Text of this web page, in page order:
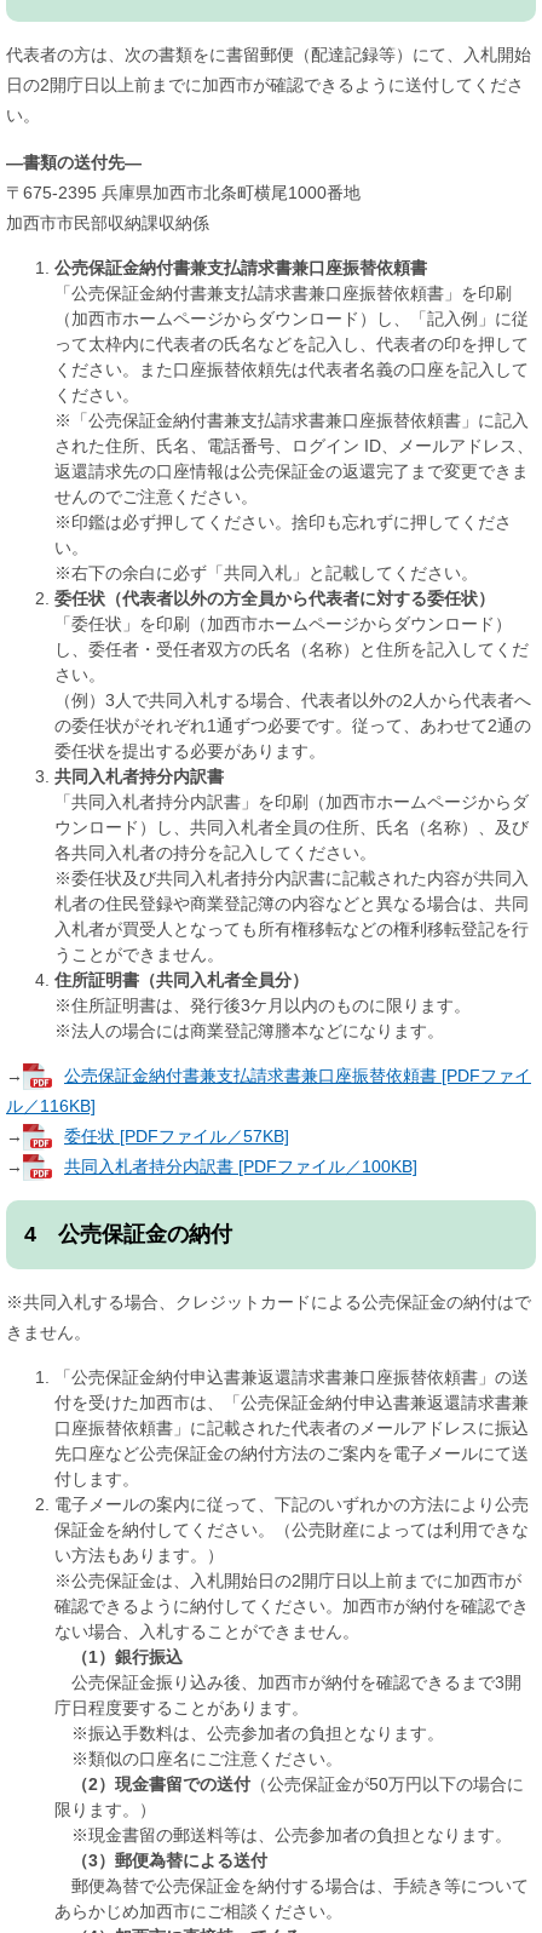
代表者の方は、次の書類をに書留郵便（配達記録等）にて、入札開始
日の2開庁日以上前までに加西市が確認できるように送付してくださ
い。
―書類の送付先―
〒675-2395 兵庫県加西市北条町横尾1000番地
加西市市民部収納課収納係
公売保証金納付書兼支払請求書兼口座振替依頼書
「公売保証金納付書兼支払請求書兼口座振替依頼書」を印刷
（加西市ホームページからダウンロード）し、「記入例」に従
って太枠内に代表者の氏名などを記入し、代表者の印を押して
ください。また口座振替依頼先は代表者名義の口座を記入して
ください。
※「公売保証金納付書兼支払請求書兼口座振替依頼書」に記入
された住所、氏名、電話番号、ログイン ID、メールアドレス、
返還請求先の口座情報は公売保証金の返還完了まで変更できま
せんのでご注意ください。
※印鑑は必ず押してください。捨印も忘れずに押してくださ
い。
※右下の余白に必ず「共同入札」と記載してください。
委任状（代表者以外の方全員から代表者に対する委任状）
「委任状」を印刷（加西市ホームページからダウンロード）
し、委任者・受任者双方の氏名（名称）と住所を記入してくだ
さい。
（例）3人で共同入札する場合、代表者以外の2人から代表者へ
の委任状がそれぞれ1通ずつ必要です。従って、あわせて2通の
委任状を提出する必要があります。
共同入札者持分内訳書
「共同入札者持分内訳書」を印刷（加西市ホームページからダ
ウンロード）し、共同入札者全員の住所、氏名（名称）、及び
各共同入札者の持分を記入してください。
※委任状及び共同入札者持分内訳書に記載された内容が共同入
札者の住民登録や商業登記簿の内容などと異なる場合は、共同
入札者が買受人となっても所有権移転などの権利移転登記を行
うことができません。
住所証明書（共同入札者全員分）
※住所証明書は、発行後3ケ月以内のものに限ります。
※法人の場合には商業登記簿謄本などになります。
→
公売保証金納付書兼支払請求書兼口座振替依頼書 [PDFファイ
ル／116KB]
→
委任状 [PDFファイル／57KB]
→
共同入札者持分内訳書 [PDFファイル／100KB]
4 公売保証金の納付
※共同入札する場合、クレジットカードによる公売保証金の納付はで
きません。
「公売保証金納付申込書兼返還請求書兼口座振替依頼書」の送
付を受けた加西市は、「公売保証金納付申込書兼返還請求書兼
口座振替依頼書」に記載された代表者のメールアドレスに振込
先口座など公売保証金の納付方法のご案内を電子メールにて送
付します。
電子メールの案内に従って、下記のいずれかの方法により公売
保証金を納付してください。（公売財産によっては利用できな
い方法もあります。）
※公売保証金は、入札開始日の2開庁日以上前までに加西市が
確認できるように納付してください。加西市が納付を確認でき
ない場合、入札することができません。
（1）銀行振込
公売保証金振り込み後、加西市が納付を確認できるまで3開
庁日程度要することがあります。
※振込手数料は、公売参加者の負担となります。
※類似の口座名にご注意ください。
（2）現金書留での送付 （公売保証金が50万円以下の場合に
限ります。）
※現金書留の郵送料等は、公売参加者の負担となります。
（3）郵便為替による送付
郵便為替で公売保証金を納付する場合は、手続き等について
あらかじめ加西市にご相談ください。